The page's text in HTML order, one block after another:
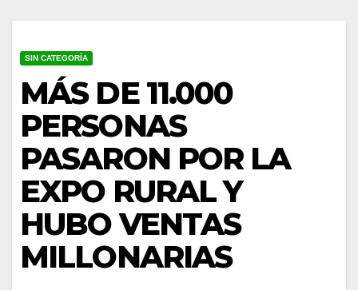
SIN CATEGORÍA
MÁS DE 11.000
PERSONAS
PASARON POR LA
EXPO RURAL Y
HUBO VENTAS
MILLONARIAS